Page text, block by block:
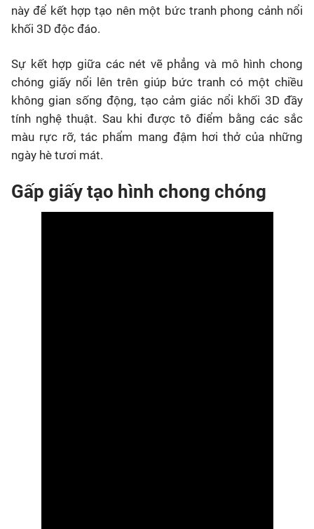
này để kết hợp tạo nên một bức tranh phong cảnh nổi
khối 3D độc đáo.
Sự kết hợp giữa các nét vẽ phẳng và mô hình chong
chóng giấy nổi lên trên giúp bức tranh có một chiều
không gian sống động, tạo cảm giác nổi khối 3D đầy
tính nghệ thuật. Sau khi được tô điểm bằng các sắc
màu rực rỡ, tác phẩm mang đậm hơi thở của những
ngày hè tươi mát.
Gấp giấy tạo hình chong chóng